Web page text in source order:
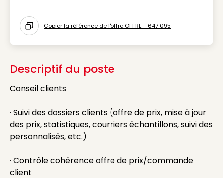
Icon copy to clipboard
Copier la référence de l'offre OFFRE - 647 095
Descriptif du poste
Conseil clients
· Suivi des dossiers clients (offre de prix, mise à jour
des prix, statistiques, courriers échantillons, suivi des
personnalisés, etc.)
· Contrôle cohérence offre de prix/commande
client